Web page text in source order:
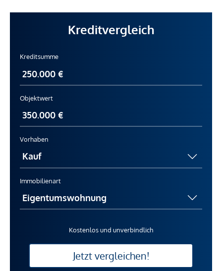
Kreditvergleich
Kreditsumme
Objektwert
Vorhaben
Immobilienart
Kostenlos und unverbindlich
Jetzt vergleichen!